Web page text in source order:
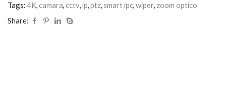
Tags:4K, camara, cctv,ip,ptz,smart ipc,wiper, zoom optico
Share: